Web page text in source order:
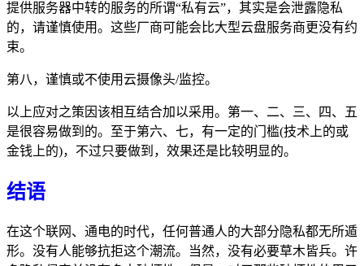
提供服务器中转的服务的所谓“私有云”，其实是会泄露隐私
的，请谨慎使用。这些厂商可能会比大型云盘服务商更没有约
束。
第八，谨慎或不使用云摄像头/监控。
以上应对之策因该相互结合加以采用。第一、二、三、四、五
是很容易做到的。至于第六、七，有一定的门槛(技术上的或
金钱上的)，不过只要做到，效果还是比较明显的。
结语
在这个联网、通电的时代，任何普通人的大部分隐私都无所遁
形。没有人能够抗拒这个潮流。当然，没有必要草木皆兵。许